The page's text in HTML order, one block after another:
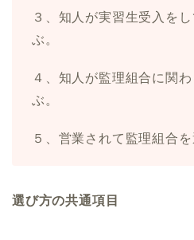
３、知人が実習生受入を
ぶ。
４、知人が監理組合に関
ぶ。
５、営業されて監理組合を
選び方の共通項目